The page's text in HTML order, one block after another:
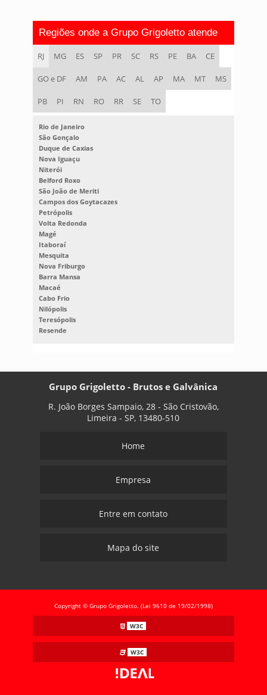
Regiões onde a Grupo Grigoletto atende
RJ MG ES SP PR SC RS PE BA CE
GO e DF AM PA AC AL AP MA MT MS
PB PI RN RO RR SE TO
Rio de Janeiro
São Gonçalo
Duque de Caxias
Nova Iguaçu
Niterói
Belford Roxo
São João de Meriti
Campos dos Goytacazes
Petrópolis
Volta Redonda
Magé
Itaboraí
Mesquita
Nova Friburgo
Barra Mansa
Macaé
Cabo Frio
Nilópolis
Teresópolis
Resende
Grupo Grigoletto - Brutos e Galvânica
R. João Borges Sampaio, 28 - São Cristovão,
Limeira - SP, 13480-510
Home
Empresa
Entre em contato
Mapa do site
Copyright © Grupo Grigoletto. (Lei 9610 de 19/02/1998)
W3C
W3C